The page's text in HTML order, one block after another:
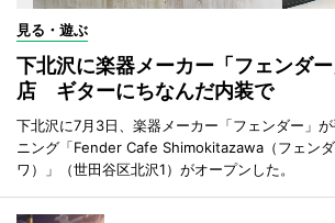
見る・遊ぶ
下北沢に楽器メーカー「フェンダ
店 ギターにちなんだ内装で
下北沢に7月3日、楽器メーカー「フェンダー」
ニング「Fender Cafe Shimokitazawa（フェン
ワ）」（世田谷区北沢1）がオープンした。